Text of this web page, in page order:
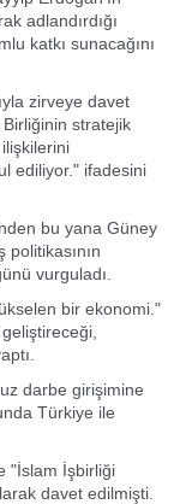
adlandırdığı
katkı sunacağını
zirveye davet
stratejik
ediliyor." ifadesini
bu yana Güney
politikasının
vurguladı.
bir ekonomi."
darbe girişimine
Türkiye ile
"İslam İşbirliği
davet edilmişti.